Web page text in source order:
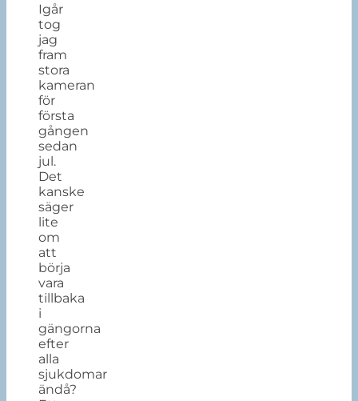
Igår
tog
jag
fram
stora
kameran
för
första
gången
sedan
jul.
Det
kanske
säger
lite
om
att
börja
vara
tillbaka
i
gängorna
efter
alla
sjukdomar
ändå?